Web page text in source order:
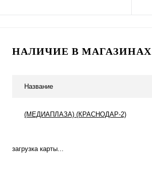
НАЛИЧИЕ В МАГАЗИНАХ
Название
(МЕДИАПЛАЗА) (КРАСНОДАР-2)
загрузка карты...